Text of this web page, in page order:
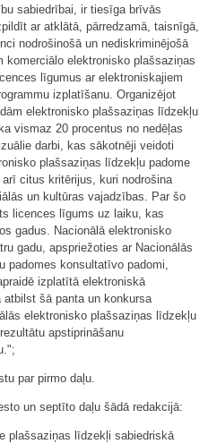
sabiedrībai, ir tiesīga brīvās
ar atklātā, pārredzamā, taisnīgā,
nodrošinošā un nediskriminējošā
komerciālo elektronisko plašsaziņas
līgumus ar elektroniskajiem
izplatīšanu. Organizējot
elektronisko plašsaziņas līdzekļu
vismaz 20 procentus no nedēļas
darbi, kas sākotnēji veidoti
plašsaziņas līdzekļu padome
citus kritērijus, kuri nodrošina
un kultūras vajadzības. Par šo
licences līgums uz laiku, kas
gadus. Nacionālā elektronisko
gadu, apspriežoties ar Nacionālās
padomes konsultatīvo padomi,
izplatītā elektroniskā
šā panta un konkursa
elektronisko plašsaziņas līdzekļu
apstiprināšanu
par pirmo daļu.
un septīto daļu šādā redakcijā:
plašsaziņas līdzekļi sabiedriskā